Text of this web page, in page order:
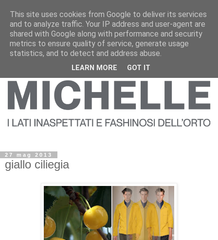
27 mag 2013
giallo ciliegia
This site uses cookies from Google to deliver its services
and to analyze traffic. Your IP address and user-agent are
shared with Google along with performance and security
metrics to ensure quality of service, generate usage
statistics, and to detect and address abuse.
LEARN MORE GOT IT